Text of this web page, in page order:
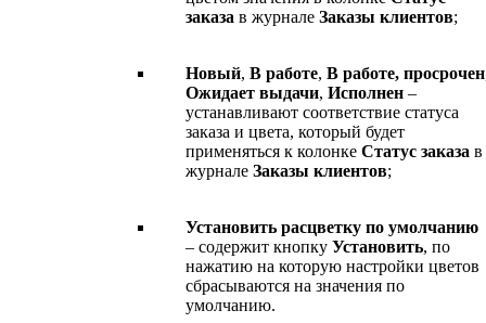
заказа в журнале Заказы клиентов;
Новый, В работе, В работе, просрочен
Ожидает выдачи, Исполнен –
устанавливают соответствие статуса
заказа и цвета, который будет
применяться к колонке Статус заказа в
журнале Заказы клиентов;
Установить расцветку по умолчанию
– содержит кнопку Установить, по
нажатию на которую настройки цветов
сбрасываются на значения по
умолчанию.